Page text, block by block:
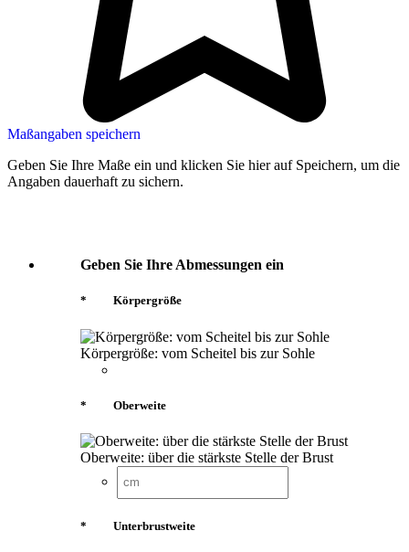
Maßangaben speichern
Geben Sie Ihre Maße ein und klicken Sie hier auf Speichern, um die
Angaben dauerhaft zu sichern.
Geben Sie Ihre Abmessungen ein
* Körpergröße
Körpergröße: vom Scheitel bis zur Sohle
* Oberweite
Oberweite: über die stärkste Stelle der Brust
* Unterbrustweite